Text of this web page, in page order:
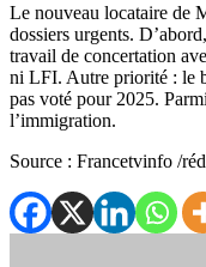
Le nouveau locataire de
dossiers urgents.
travail de concertation
ni LFI. Autre priorité : le
pas voté pour 2025.
l’immigration.
Source : Francetvinfo /